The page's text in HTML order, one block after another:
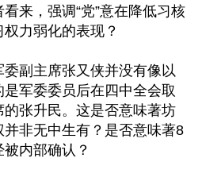
来，强调“党”意在降低习核
力弱化的表现？
副主席张又侠并没有像以
军委委员后在四中全会取
张升民。这是否意味著坊
非无中生有？是否意味著8
内部确认？